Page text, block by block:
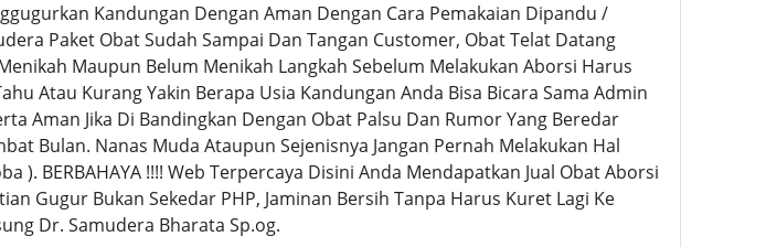
Kandungan Dengan Aman Dengan Cara Pemakaian Dipandu /
Paket Obat Sudah Sampai Dan Tangan Customer, Obat Telat Datang
Maupun Belum Menikah Langkah Sebelum Melakukan Aborsi Harus
Atau Kurang Yakin Berapa Usia Kandungan Anda Bisa Bicara Sama Admin
Aman Jika Di Bandingkan Dengan Obat Palsu Dan Rumor Yang Beredar
Bulan. Nanas Muda Ataupun Sejenisnya Jangan Pernah Melakukan Hal
). BERBAHAYA !!!! Web Terpercaya Disini Anda Mendapatkan Jual Obat Aborsi
Gugur Bukan Sekedar PHP, Jaminan Bersih Tanpa Harus Kuret Lagi Ke
Dr. Samudera Bharata Sp.og.